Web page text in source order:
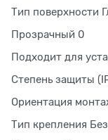
Тип поверхности
Прозрачный 0
Подходит для
Степень защиты
Ориентация
Тип крепления